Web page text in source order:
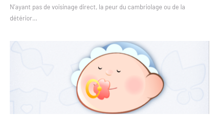
N’ayant pas de voisinage direct, la peur du cambriolage ou de la
détérior…